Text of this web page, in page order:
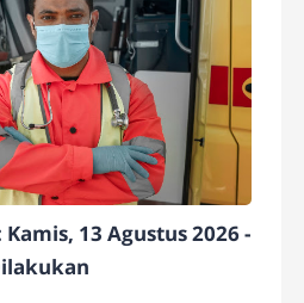
13 Agustus 2026 -